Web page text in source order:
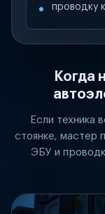
проводку
Когда
Если техника
стоянке, мастер
ЭБУ и